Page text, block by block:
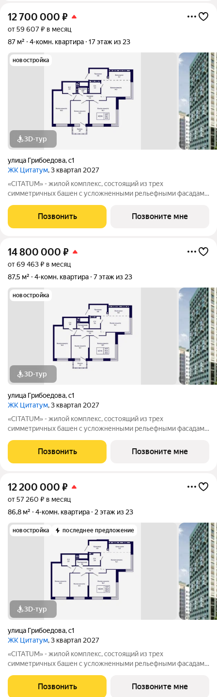
12 700 000 ₽
от 59 607 ₽ в месяц
87 м²
4-комн. квартира 17 этаж из 23
новостройка
3D-тур
улица Грибоедова,с1
ЖК Цитатум, 3 квартал 2027
«CITATUM» - жилой комплекс, состоящий из трех
симметричных башен с усложненными рельефными фасадами
котором расположится просторное дизайнерское лобби с
консьержем и мягкой зоной ожидания.
Позвонить Позвоните мне
14 800 000 ₽
от 69 463 ₽ в месяц
87,5 м²
4-комн. квартира 7 этаж из 23
новостройка
3D-тур
улица Грибоедова,с1
ЖК Цитатум, 3 квартал 2027
«CITATUM» - жилой комплекс, состоящий из трех
симметричных башен с усложненными рельефными фасадами
котором расположится просторное дизайнерское лобби с
консьержем и мягкой зоной ожидания.
Позвонить Позвоните мне
12 200 000 ₽
от 57 260 ₽ в месяц
86,8 м²
4-комн. квартира 2 этаж из 23
новостройка последнее предложение
3D-тур
улица Грибоедова,с1
ЖК Цитатум, 3 квартал 2027
«CITATUM» - жилой комплекс, состоящий из трех
симметричных башен с усложненными рельефными фасадами
котором расположится просторное дизайнерское лобби с
консьержем и мягкой зоной ожидания.
Позвонить Позвоните мне